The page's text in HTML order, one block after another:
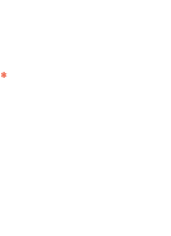
*